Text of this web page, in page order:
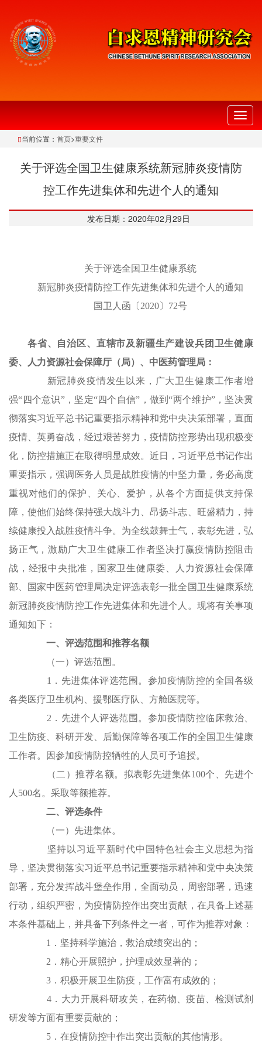
切
换
当前位置： 首页>重要文件
关于评选全国卫生健康系统新冠肺炎疫情防
控工作先进集体和先进个人的通知
发布日期：2020年02月29日
关于评选全国卫生健康系统
新冠肺炎疫情防控工作先进集体和先进个人的通知
国卫人函〔2020〕72号
各省、自治区、直辖市及新疆生产建设兵团卫生健康
委、人力资源社会保障厅（局）、中医药管理局：
新冠肺炎疫情发生以来，广大卫生健康工作者增
强“四个意识”，坚定“四个自信”，做到“两个维护”，坚决贯
彻落实习近平总书记重要指示精神和党中央决策部署，直面
疫情、英勇奋战，经过艰苦努力，疫情防控形势出现积极变
化，防控措施正在取得明显成效。近日，习近平总书记作出
重要指示，强调医务人员是战胜疫情的中坚力量，务必高度
重视对他们的保护、关心、爱护，从各个方面提供支持保
障，使他们始终保持强大战斗力、昂扬斗志、旺盛精力，持
续健康投入战胜疫情斗争。为全线鼓舞士气，表彰先进，弘
扬正气，激励广大卫生健康工作者坚决打赢疫情防控阻击
战，经报中央批准，国家卫生健康委、人力资源社会保障
部、国家中医药管理局决定评选表彰一批全国卫生健康系统
新冠肺炎疫情防控工作先进集体和先进个人。现将有关事项
通知如下：
一、评选范围和推荐名额
（一）评选范围。
1．先进集体评选范围。参加疫情防控的全国各级
各类医疗卫生机构、援鄂医疗队、方舱医院等。
2．先进个人评选范围。参加疫情防控临床救治、
卫生防疫、科研开发、后勤保障等各项工作的全国卫生健康
工作者。因参加疫情防控牺牲的人员可予追授。
（二）推荐名额。拟表彰先进集体100个、先进个
人500名。采取等额推荐。
二、评选条件
（一）先进集体。
坚持以习近平新时代中国特色社会主义思想为指
导，坚决贯彻落实习近平总书记重要指示精神和党中央决策
部署，充分发挥战斗堡垒作用，全面动员，周密部署，迅速
行动，组织严密，为疫情防控作出突出贡献，在具备上述基
本条件基础上，并具备下列条件之一者，可作为推荐对象：
1．坚持科学施治，救治成绩突出的；
2．精心开展照护，护理成效显著的；
3．积极开展卫生防疫，工作富有成效的；
4．大力开展科研攻关，在药物、疫苗、检测试剂
研发等方面有重要贡献的；
5．在疫情防控中作出突出贡献的其他情形。